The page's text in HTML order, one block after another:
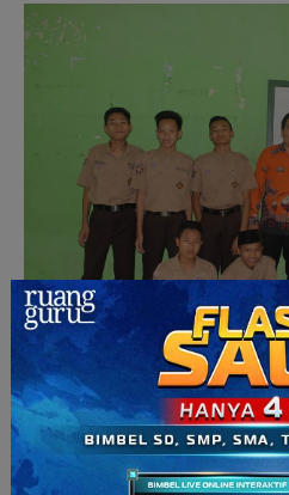
Dony (kedua dari kiri), siswa
Menurut Dony pribadi,